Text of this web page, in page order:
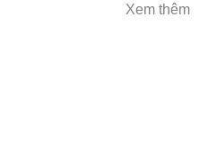
Xem thêm